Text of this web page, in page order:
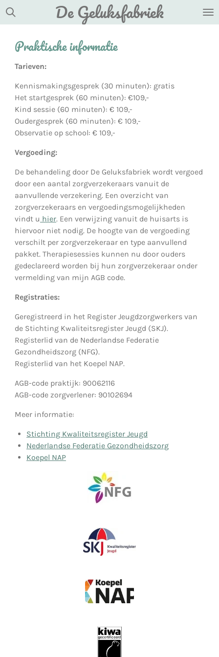
Ga
De Geluksfabriek
Praktische informatie
Tarieven:
Kennismakingsgesprek (30 minuten): gratis
Het startgesprek (60 minuten): €109,-
Kind sessie (60 minuten): € 109,-
Oudergesprek (60 minuten): € 109,-
Observatie op school: € 109,-
Vergoeding:
De behandeling door De Geluksfabriek wordt vergoed
door een aantal zorgverzekeraars vanuit de
aanvullende verzekering. Een overzicht van
zorgverzekeraars en vergoedingsmogelijkheden
vindt u hier. Een verwijzing vanuit de huisarts is
hiervoor niet nodig. De hoogte van de vergoeding
verschilt per zorgverzekeraar en type aanvullend
pakket. Therapiesessies kunnen nu door ouders
gedeclareerd worden bij hun zorgverzekeraar onder
vermelding van mijn AGB code.
Registraties:
Geregistreerd in het Register Jeugdzorgwerkers van
de Stichting Kwaliteitsregister Jeugd (SKJ).
Registerlid van de Nederlandse Federatie
Gezondheidszorg (NFG).
Registerlid van het Koepel NAP.
AGB-code praktijk: 90062116
AGB-code zorgverlener: 90102694
Meer informatie:
Stichting Kwaliteitsregister Jeugd
Nederlandse Federatie Gezondheidszorg
Koepel NAP